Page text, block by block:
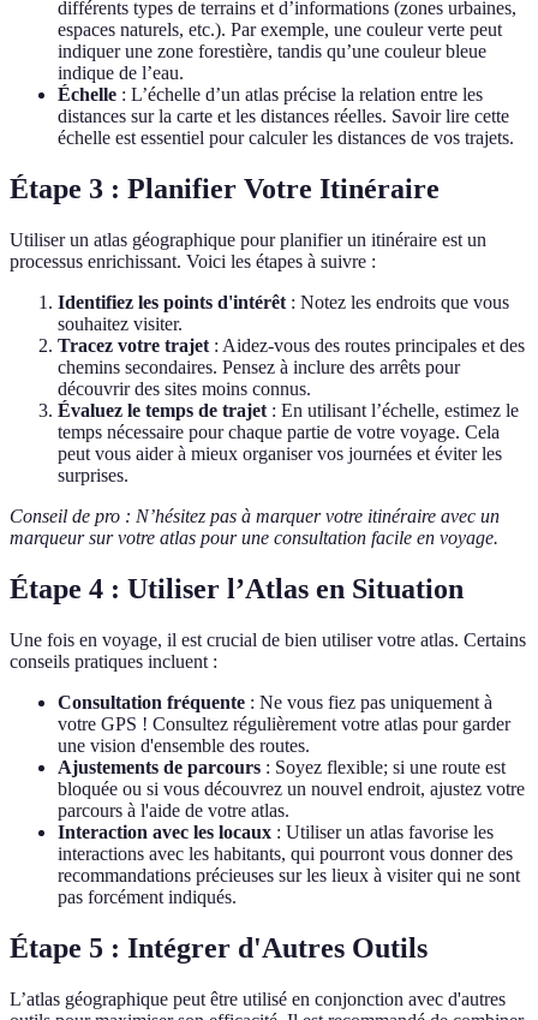
différents types de terrains et d’informations (zones urbaines,
espaces naturels, etc.). Par exemple, une couleur verte peut
indiquer une zone forestière, tandis qu’une couleur bleue
indique de l’eau.
Échelle : L’échelle d’un atlas précise la relation entre les
distances sur la carte et les distances réelles. Savoir lire cette
échelle est essentiel pour calculer les distances de vos trajets.
Étape 3 : Planifier Votre Itinéraire
Utiliser un atlas géographique pour planifier un itinéraire est un
processus enrichissant. Voici les étapes à suivre :
Identifiez les points d'intérêt : Notez les endroits que vous
souhaitez visiter.
Tracez votre trajet : Aidez-vous des routes principales et des
chemins secondaires. Pensez à inclure des arrêts pour
découvrir des sites moins connus.
Évaluez le temps de trajet : En utilisant l’échelle, estimez le
temps nécessaire pour chaque partie de votre voyage. Cela
peut vous aider à mieux organiser vos journées et éviter les
surprises.
Conseil de pro : N’hésitez pas à marquer votre itinéraire avec un
marqueur sur votre atlas pour une consultation facile en voyage.
Étape 4 : Utiliser l’Atlas en Situation
Une fois en voyage, il est crucial de bien utiliser votre atlas. Certains
conseils pratiques incluent :
Consultation fréquente : Ne vous fiez pas uniquement à
votre GPS ! Consultez régulièrement votre atlas pour garder
une vision d'ensemble des routes.
Ajustements de parcours : Soyez flexible; si une route est
bloquée ou si vous découvrez un nouvel endroit, ajustez votre
parcours à l'aide de votre atlas.
Interaction avec les locaux : Utiliser un atlas favorise les
interactions avec les habitants, qui pourront vous donner des
recommandations précieuses sur les lieux à visiter qui ne sont
pas forcément indiqués.
Étape 5 : Intégrer d'Autres Outils
L’atlas géographique peut être utilisé en conjonction avec d'autres